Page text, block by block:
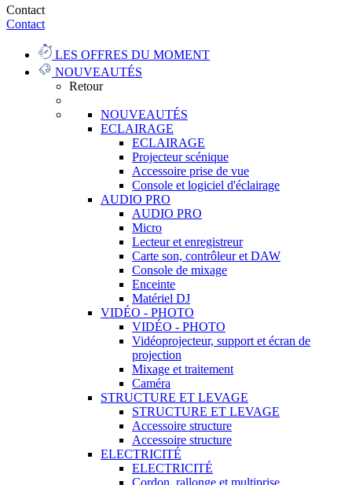
Contact
Contact
LES OFFRES DU MOMENT
NOUVEAUTÉS
Retour
NOUVEAUTÉS
ECLAIRAGE
ECLAIRAGE
Projecteur scénique
Accessoire prise de vue
Console et logiciel d'éclairage
AUDIO PRO
AUDIO PRO
Micro
Lecteur et enregistreur
Carte son, contrôleur et DAW
Console de mixage
Enceinte
Matériel DJ
VIDÉO - PHOTO
VIDÉO - PHOTO
Vidéoprojecteur, support et écran de
projection
Mixage et traitement
Caméra
STRUCTURE ET LEVAGE
STRUCTURE ET LEVAGE
Accessoire structure
Accessoire structure
ELECTRICITÉ
ELECTRICITÉ